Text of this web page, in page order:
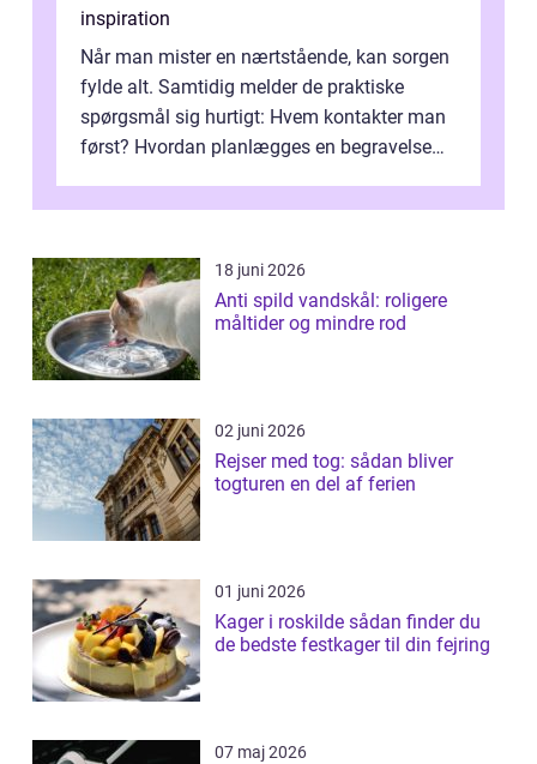
inspiration
Når man mister en nærtstående, kan sorgen
fylde alt. Samtidig melder de praktiske
spørgsmål sig hurtigt: Hvem kontakter man
først? Hvordan planlægges en begravelse
18 juni 2026
Anti spild vandskål: roligere
måltider og mindre rod
02 juni 2026
Rejser med tog: sådan bliver
togturen en del af ferien
01 juni 2026
Kager i roskilde sådan finder du
de bedste festkager til din fejring
07 maj 2026